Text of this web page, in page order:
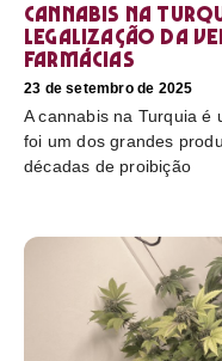
Cannabis na
legalização da
farmácias
23 de setembro de 2025
A cannabis na Turquia é
foi um dos grandes
décadas de proibição